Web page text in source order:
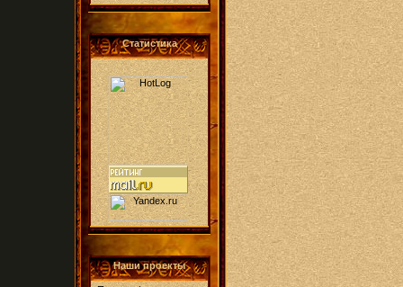
Статистика
Наши проекты